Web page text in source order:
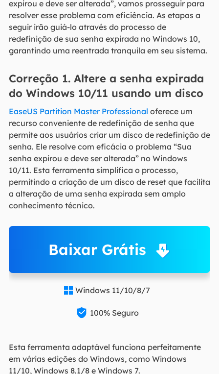
expirou e deve ser alterada”, vamos prosseguir para
resolver esse problema com eficiência. As etapas a
seguir irão guiá-lo através do processo de
redefinição de sua senha expirada no Windows 10,
garantindo uma reentrada tranquila em seu sistema.
Correção 1. Altere a senha expirada
do Windows 10/11 usando um disco
EaseUS Partition Master Professional oferece um
recurso conveniente de redefinição de senha que
permite aos usuários criar um disco de redefinição de
senha. Ele resolve com eficácia o problema “Sua
senha expirou e deve ser alterada” no Windows
10/11. Esta ferramenta simplifica o processo,
permitindo a criação de um disco de reset que facilita
a alteração de uma senha expirada sem amplo
conhecimento técnico.
Baixar Grátis
 Windows 11/10/8/7
 100% Seguro
Esta ferramenta adaptável funciona perfeitamente
em várias edições do Windows, como Windows
11/10, Windows 8.1/8 e Windows 7.